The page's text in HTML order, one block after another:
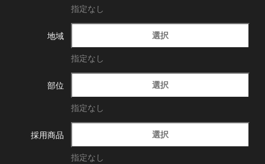
指定なし
地域 選択
指定なし
部位 選択
指定なし
採用商品 選択
指定なし